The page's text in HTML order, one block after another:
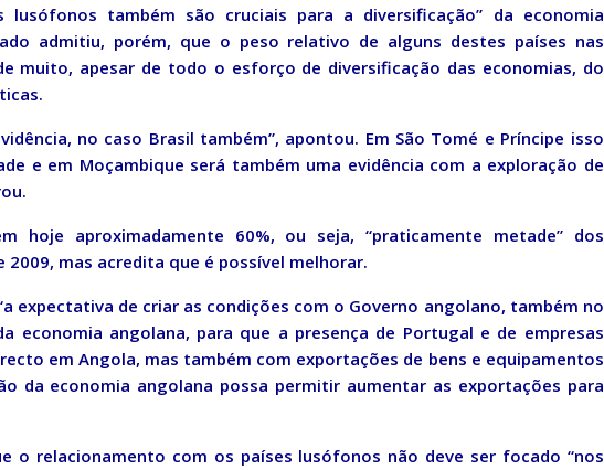
lusófonos também são cruciais para a diversificação” da economia
admitiu, porém, que o peso relativo de alguns destes países nas
muito, apesar de todo o esforço de diversificação das economias, do
no caso Brasil também”, apontou. Em São Tomé e Príncipe isso
e em Moçambique será também uma evidência com a exploração de
hoje aproximadamente 60%, ou seja, “praticamente metade” dos
mas acredita que é possível melhorar.
expectativa de criar as condições com o Governo angolano, também no
economia angolana, para que a presença de Portugal e de empresas
em Angola, mas também com exportações de bens e equipamentos
da economia angolana possa permitir aumentar as exportações para
o relacionamento com os países lusófonos não deve ser focado “nos